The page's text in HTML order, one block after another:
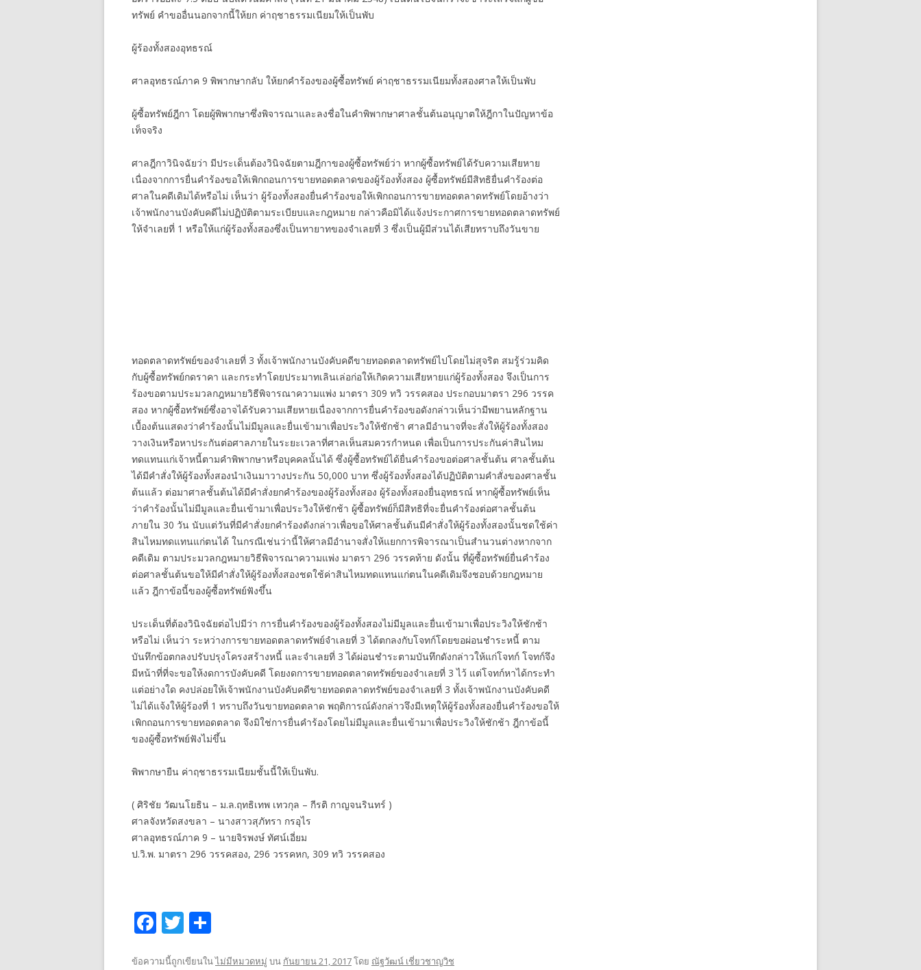
ทรัพย์ คำขออื่นนอกจากนี้ให้ยก ค่าฤชาธรรมเนียมให้เป็นพับ
ผู้ร้องทั้งสองอุทธรณ์
ศาลอุทธรณ์ภาค 9 พิพากษากลับ ให้ยกคำร้องของผู้ซื้อทรัพย์ ค่าฤชาธรรมเนียมทั้งสองศาลให้เป็นพับ
ผู้ซื้อทรัพย์ฎีกา โดยผู้พิพากษาซึ่งพิจารณาและลงชื่อในคำพิพากษาศาลชั้นต้นอนุญาตให้ฎีกาในปัญหาข้อ
เท็จจริง
ศาลฎีกาวินิจฉัยว่า มีประเด็นต้องวินิจฉัยตามฎีกาของผู้ซื้อทรัพย์ว่า หากผู้ซื้อทรัพย์ได้รับความเสียหาย
เนื่องจากการยื่นคำร้องขอให้เพิกถอนการขายทอดตลาดของผู้ร้องทั้งสอง ผู้ซื้อทรัพย์มีสิทธิยื่นคำร้องต่อ
ศาลในคดีเดิมได้หรือไม่ เห็นว่า ผู้ร้องทั้งสองยื่นคำร้องขอให้เพิกถอนการขายทอดตลาดทรัพย์โดยอ้างว่า
เจ้าพนักงานบังคับคดีไม่ปฏิบัติตามระเบียบและกฎหมาย กล่าวคือมิได้แจ้งประกาศการขายทอดตลาดทรัพย์
ให้จำเลยที่ 1 หรือให้แก่ผู้ร้องทั้งสองซึ่งเป็นทายาทของจำเลยที่ 3 ซึ่งเป็นผู้มีส่วนได้เสียทราบถึงวันขาย
ทอดตลาดทรัพย์ของจำเลยที่ 3 ทั้งเจ้าพนักงานบังคับคดีขายทอดตลาดทรัพย์ไปโดยไม่สุจริต สมรู้ร่วมคิด
กับผู้ซื้อทรัพย์กดราคา และกระทำโดยประมาทเลินเล่อก่อให้เกิดความเสียหายแก่ผู้ร้องทั้งสอง จึงเป็นการ
ร้องขอตามประมวลกฎหมายวิธีพิจารณาความแพ่ง มาตรา 309 ทวิ วรรคสอง ประกอบมาตรา 296 วรรค
สอง หากผู้ซื้อทรัพย์ซึ่งอาจได้รับความเสียหายเนื่องจากการยื่นคำร้องขอดังกล่าวเห็นว่ามีพยานหลักฐาน
เบื้องต้นแสดงว่าคำร้องนั้นไม่มีมูลและยื่นเข้ามาเพื่อประวิงให้ชักช้า ศาลมีอำนาจที่จะสั่งให้ผู้ร้องทั้งสอง
วางเงินหรือหาประกันต่อศาลภายในระยะเวลาที่ศาลเห็นสมควรกำหนด เพื่อเป็นการประกันค่าสินไหม
ทดแทนแก่เจ้าหนี้ตามคำพิพากษาหรือบุคคลนั้นได้ ซึ่งผู้ซื้อทรัพย์ได้ยื่นคำร้องขอต่อศาลชั้นต้น ศาลชั้นต้น
ได้มีคำสั่งให้ผู้ร้องทั้งสองนำเงินมาวางประกัน 50,000 บาท ซึ่งผู้ร้องทั้งสองได้ปฏิบัติตามคำสั่งของศาลชั้น
ต้นแล้ว ต่อมาศาลชั้นต้นได้มีคำสั่งยกคำร้องของผู้ร้องทั้งสอง ผู้ร้องทั้งสองยื่นอุทธรณ์ หากผู้ซื้อทรัพย์เห็น
ว่าคำร้องนั้นไม่มีมูลและยื่นเข้ามาเพื่อประวิงให้ชักช้า ผู้ซื้อทรัพย์ก็มีสิทธิที่จะยื่นคำร้องต่อศาลชั้นต้น
ภายใน 30 วัน นับแต่วันที่มีคำสั่งยกคำร้องดังกล่าวเพื่อขอให้ศาลชั้นต้นมีคำสั่งให้ผู้ร้องทั้งสองนั้นชดใช้ค่า
สินไหมทดแทนแก่ตนได้ ในกรณีเช่นว่านี้ให้ศาลมีอำนาจสั่งให้แยกการพิจารณาเป็นสำนวนต่างหากจาก
คดีเดิม ตามประมวลกฎหมายวิธีพิจารณาความแพ่ง มาตรา 296 วรรคท้าย ดังนั้น ที่ผู้ซื้อทรัพย์ยื่นคำร้อง
ต่อศาลชั้นต้นขอให้มีคำสั่งให้ผู้ร้องทั้งสองชดใช้ค่าสินไหมทดแทนแก่ตนในคดีเดิมจึงชอบด้วยกฎหมาย
แล้ว ฎีกาข้อนี้ของผู้ซื้อทรัพย์ฟังขึ้น
ประเด็นที่ต้องวินิจฉัยต่อไปมีว่า การยื่นคำร้องของผู้ร้องทั้งสองไม่มีมูลและยื่นเข้ามาเพื่อประวิงให้ชักช้า
หรือไม่ เห็นว่า ระหว่างการขายทอดตลาดทรัพย์จำเลยที่ 3 ได้ตกลงกับโจทก์โดยขอผ่อนชำระหนี้ ตาม
บันทึกข้อตกลงปรับปรุงโครงสร้างหนี้ และจำเลยที่ 3 ได้ผ่อนชำระตามบันทึกดังกล่าวให้แก่โจทก์ โจทก์จึง
มีหน้าที่ที่จะขอให้งดการบังคับคดี โดยงดการขายทอดตลาดทรัพย์ของจำเลยที่ 3 ไว้ แต่โจทก์หาได้กระทำ
แต่อย่างใด คงปล่อยให้เจ้าพนักงานบังคับคดีขายทอดตลาดทรัพย์ของจำเลยที่ 3 ทั้งเจ้าพนักงานบังคับคดี
ไม่ได้แจ้งให้ผู้ร้องที่ 1 ทราบถึงวันขายทอดตลาด พฤติการณ์ดังกล่าวจึงมีเหตุให้ผู้ร้องทั้งสองยื่นคำร้องขอให้
เพิกถอนการขายทอดตลาด จึงมิใช่การยื่นคำร้องโดยไม่มีมูลและยื่นเข้ามาเพื่อประวิงให้ชักช้า ฎีกาข้อนี้
ของผู้ซื้อทรัพย์ฟังไม่ขึ้น
พิพากษายืน ค่าฤชาธรรมเนียมชั้นนี้ให้เป็นพับ.
( ศิริชัย วัฒนโยธิน – ม.ล.ฤทธิเทพ เทวกุล – กีรติ กาญจนรินทร์ )
ศาลจังหวัดสงขลา – นางสาวสุภัทรา กรอุไร
ศาลอุทธรณ์ภาค 9 – นายจิรพงษ์ ทัศน์เอี่ยม
ป.วิ.พ. มาตรา 296 วรรคสอง, 296 วรรคหก, 309 ทวิ วรรคสอง
F T
ข้อความนี้ถูกเขียนในไม่มีหมวดหมู่ บน กันยายน 21, 2017โดย ณัฐวัฒน์ เชี่ยวชาญวิช